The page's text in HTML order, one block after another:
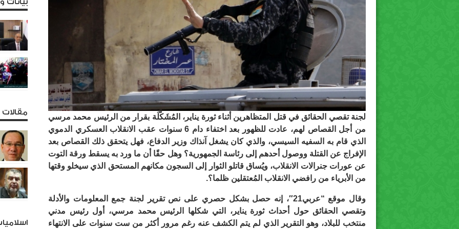
لجنة تقصي الحقائق في قتل المتظاهرين أثناء ثورة يناير، المُشَكَّلَة بقرار من الرئيس محمد مرسي
من أجل القصاص لهم، عادت للظهور بعد اختفاء دام 6 سنوات عقب الانقلاب العسكري الدموي
الذي قام به السفيه السيسي، والذي كان يشغل آنذاك وزير الدفاع، فهل يتحقق ذلك القصاص بعد
الإفراج عن القتلة ووصول أحدهم إلى رئاسة الجمهورية؟ وهل حقًا أن ما ورد به يسقط ورقة التوت
عن عورات جنرالات الانقلاب، ويُساق قاتلو الثوار إلى السجون مكانهم المستحق الذي سيخلو وقتها
من الأبرياء من رافضي الانقلاب المُعتقلين ظلما؟.
وقال موقع “عربي21″، إنه حصل بشكل حصري على نص تقرير لجنة جمع المعلومات والأدلة
وتقصي الحقائق حول أحداث ثورة يناير، التي شكلها الرئيس محمد مرسي، أول رئيس مدني
منتخب للبلاد، وهو التقرير الذي لم يتم الكشف عنه رغم مرور أكثر من ست سنوات على الانتهاء
بيانات
مقالات